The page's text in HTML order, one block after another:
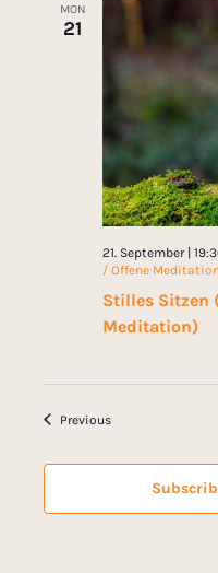
MON
21
Stilles Sitzen
Meditation)
21. September |
/ Offene
PreviousEvents